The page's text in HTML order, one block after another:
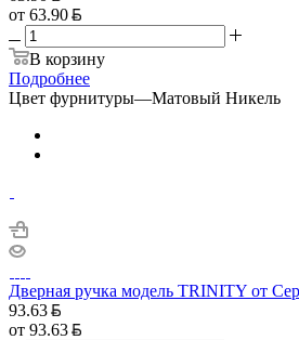
от 63.90
В корзину
Подробнее
Цвет фурнитуры—Матовый Никель
Дверная ручка модель TRINITY от
93.63
от 93.63